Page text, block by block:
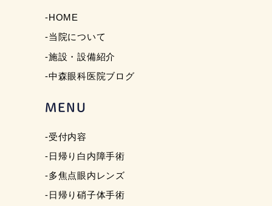
-HOME
-当院について
-施設・設備紹介
-中森眼科医院ブログ
MENU
-受付内容
-日帰り白内障手術
-多焦点眼内レンズ
-日帰り硝子体手術